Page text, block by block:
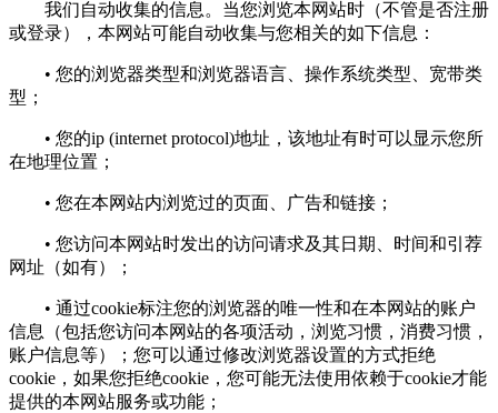
我们自动收集的信息。当您浏览本网站时（不管是否注册
或登录），本网站可能自动收集与您相关的如下信息：
• 您的浏览器类型和浏览器语言、操作系统类型、宽带类
型；
• 您的ip (internet protocol)地址，该地址有时可以显示您所
在地理位置；
• 您在本网站内浏览过的页面、广告和链接；
• 您访问本网站时发出的访问请求及其日期、时间和引荐
网址（如有）；
• 通过cookie标注您的浏览器的唯一性和在本网站的账户
信息（包括您访问本网站的各项活动，浏览习惯，消费习惯，
账户信息等）；您可以通过修改浏览器设置的方式拒绝
cookie，如果您拒绝cookie，您可能无法使用依赖于cookie才能
提供的本网站服务或功能；